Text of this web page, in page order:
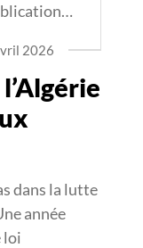
2026
dans la lutte
année
loi